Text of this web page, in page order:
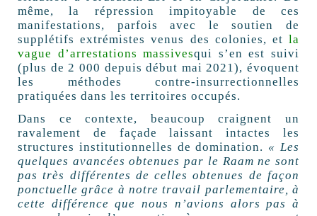
même, la répression impitoyable de ces
manifestations, parfois avec le soutien de
supplétifs extrémistes venus des colonies, etla
vague d’arrestations massivesqui s’en est suivi
(plus de 2 000 depuis début mai 2021), évoquent
les méthodes contre-insurrectionnelles
pratiquées dans les territoires occupés.
Dans ce contexte, beaucoup craignent un
ravalement de façade laissant intactes les
structures institutionnelles de domination. « Les
quelques avancées obtenues par le Raam ne sont
pas très différentes de celles obtenues de façon
ponctuelle grâce à notre travail parlementaire, à
cette différence que nous n’avions alors pas à